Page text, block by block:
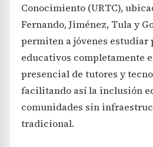
Conocimiento (URTC),
Fernando, Jiménez, Tula y
permiten a jóvenes estudiar
educativos completamente
presencial de tutores y
facilitando así la inclusión
comunidades sin
tradicional.